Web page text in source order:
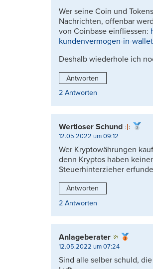
Wer seine Coin und
Nachrichten, offenbar
von Coinbase einfliessen:
kundenvermogen-in-
Deshalb wiederhole ich
Antworten
2 Antworten
Wertloser Schund
12.05.2022 um 09:12
Wer Kryptowährungen
denn Kryptos haben
Steuerhinterzieher
Antworten
2 Antworten
Anlageberater
12.05.2022 um 07:24
Sind alle selber schuld,